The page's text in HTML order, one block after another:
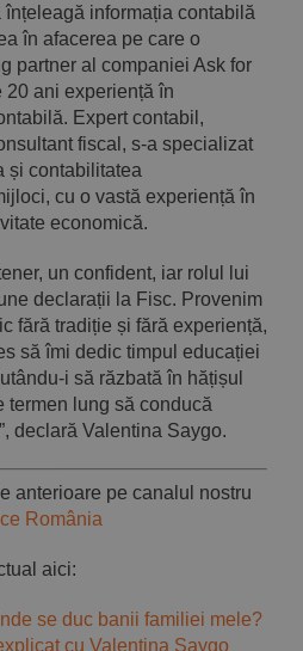
informația contabilă
în afacerea pe care o
partner al companiei Ask for
20 ani experiență în
Expert contabil,
fiscal, s-a specializat
și contabilitatea
cu o vastă experiență în
economică.
un confident, iar rolul lui
declarații la Fisc. Provenim
fără tradiție și fără experiență,
să îmi dedic timpul educației
i să răzbată în hățișul
termen lung să conducă
declară Valentina Saygo.
anterioare pe canalul nostru
România
aici:
se duc banii familiei mele?
cu Valentina Saygo